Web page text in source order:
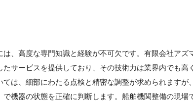
、高度な専門知識と経験が不可欠です。有限会社アズ
サービスを提供しており、その技術力は業界内でも高く
は、細部にわたる点検と精密な調整が求められますが、
機器の状態を正確に判断します。船舶機関整備の現場